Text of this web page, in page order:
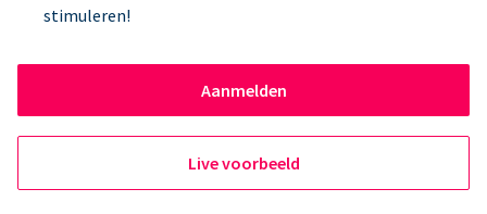
stimuleren!
Aanmelden
Live voorbeeld